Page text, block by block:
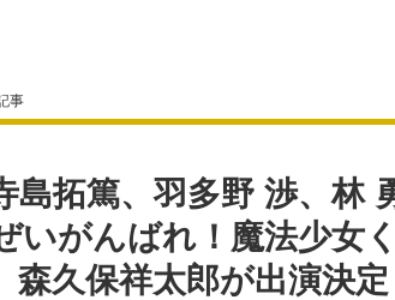
事
島拓篤、羽多野 渉、林
いがんばれ！魔法少女
森久保祥太郎が出演決定